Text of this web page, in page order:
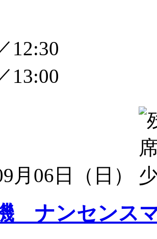
12:30
13:00
月06日（日）
ナンセンス